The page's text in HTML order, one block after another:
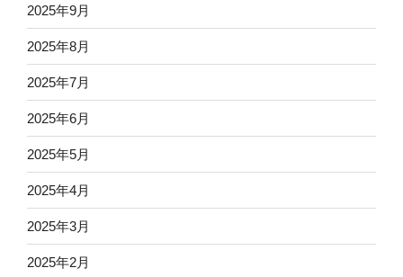
2025年9月
2025年8月
2025年7月
2025年6月
2025年5月
2025年4月
2025年3月
2025年2月